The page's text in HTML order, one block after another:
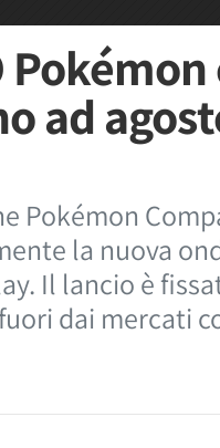
ad
Pokémon
la nuova
Il lancio è
dai mercati